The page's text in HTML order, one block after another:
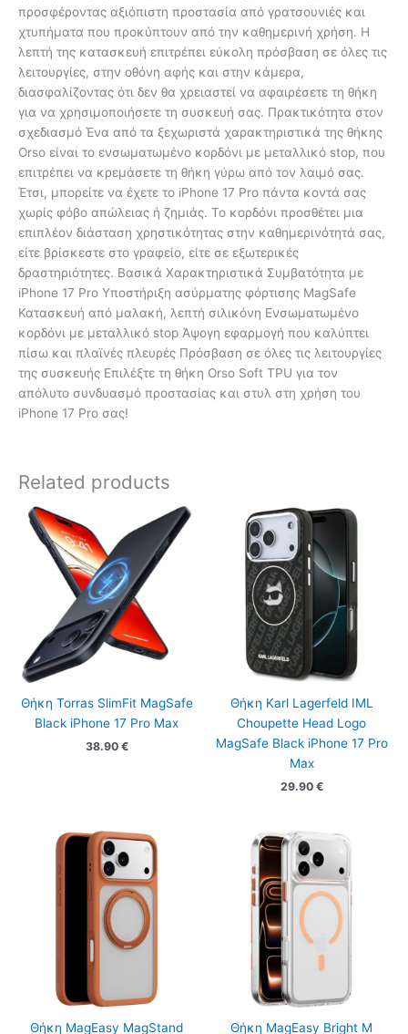
προσφέροντας αξιόπιστη προστασία από γρατσουνιές και
χτυπήματα που προκύπτουν από την καθημερινή χρήση. Η
λεπτή της κατασκευή επιτρέπει εύκολη πρόσβαση σε όλες τις
λειτουργίες, στην οθόνη αφής και στην κάμερα,
διασφαλίζοντας ότι δεν θα χρειαστεί να αφαιρέσετε τη θήκη
για να χρησιμοποιήσετε τη συσκευή σας. Πρακτικότητα στον
σχεδιασμό Ένα από τα ξεχωριστά χαρακτηριστικά της θήκης
Orso είναι το ενσωματωμένο κορδόνι με μεταλλικό stop, που
επιτρέπει να κρεμάσετε τη θήκη γύρω από τον λαιμό σας.
Έτσι, μπορείτε να έχετε το iPhone 17 Pro πάντα κοντά σας
χωρίς φόβο απώλειας ή ζημιάς. Το κορδόνι προσθέτει μια
επιπλέον διάσταση χρηστικότητας στην καθημερινότητά σας,
είτε βρίσκεστε στο γραφείο, είτε σε εξωτερικές
δραστηριότητες. Βασικά Χαρακτηριστικά Συμβατότητα με
iPhone 17 Pro Υποστήριξη ασύρματης φόρτισης MagSafe
Κατασκευή από μαλακή, λεπτή σιλικόνη Ενσωματωμένο
κορδόνι με μεταλλικό stop Άψογη εφαρμογή που καλύπτει
πίσω και πλαϊνές πλευρές Πρόσβαση σε όλες τις λειτουργίες
της συσκευής Επιλέξτε τη θήκη Orso Soft TPU για τον
απόλυτο συνδυασμό προστασίας και στυλ στη χρήση του
iPhone 17 Pro σας!
Related products
Θήκη Torras SlimFit MagSafe
Black iPhone 17 Pro Max
38.90 €
Θήκη Karl Lagerfeld IML
Choupette Head Logo
MagSafe Black iPhone 17 Pro
Max
29.90 €
Θήκη MagEasy MagStand Θήκη MagEasy Bright M